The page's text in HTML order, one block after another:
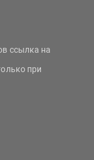
ссылка на
при